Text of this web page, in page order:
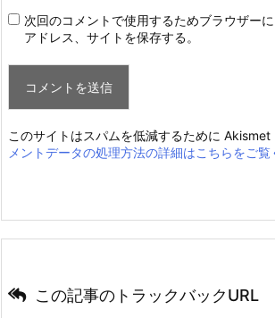
次回のコメントで使用するためブラウザー
アドレス、サイトを保存する。
このサイトはスパムを低減するために Akismet
メントデータの処理方法の詳細はこちらをご覧
この記事のトラックバックURL